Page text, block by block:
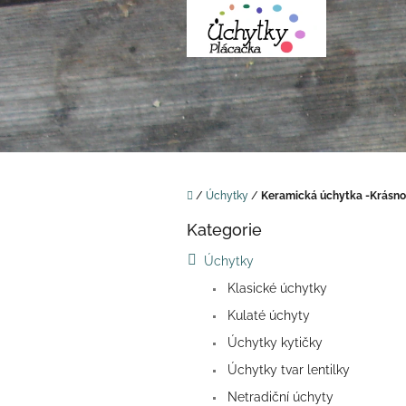
Přejít
na
obsah
Domů
/ Úchytky / Keramická úchytka -
Přeskočit
Kategorie
Úchytky
Klasické úchytky
Kulaté úchyty
Úchytky kytičky
Úchytky tvar lentilky
Netradiční úchyty